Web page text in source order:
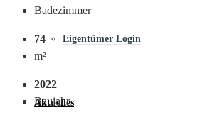
Eigentümer Login
Aktuelles
Badezimmer
74
m²
2022
Baujahr